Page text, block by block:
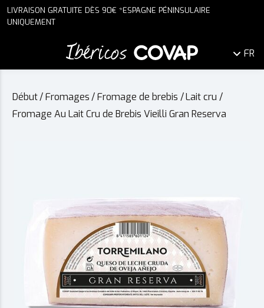
LIVRAISON GRATUITE DÈS 90€ *ESPAGNE PÉNINSULAIRE
UNIQUEMENT
FR
Début/Fromages /Fromage de brebis /Lait cru /
Fromage Au Lait Cru de Brebis Vieilli Gran Reserva